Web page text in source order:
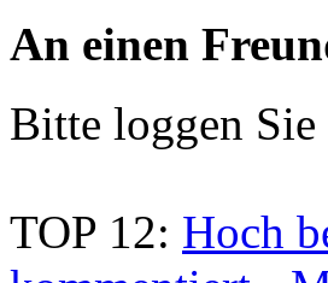
An einen
Bitte loggen
TOP 12: Hoch